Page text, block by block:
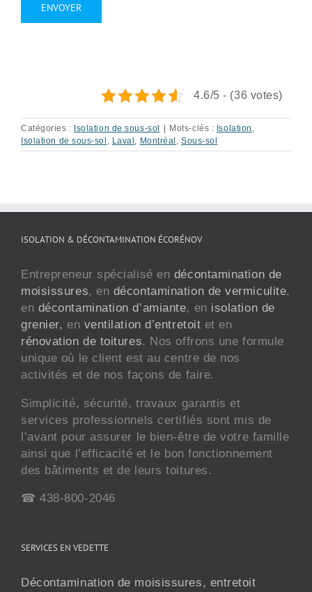
4.6/5 - (36 votes)
Catégories : Isolation de sous-sol Mots-clés : Isolation ,
Isolation de sous-sol , Laval , Montréal ,Sous-sol
ISOLATION & DÉCONTAMINATION ÉCORÉNOV
Entrepreneur spécialisé en décontamination de
moisissures, en décontamination de vermiculite,
en décontamination d’amiante, en isolation de
grenier, en ventilation d’entretoit et en
rénovation de toitures. Nos offrons une formule
unique où le client est au centre de nos
activités et de nos façons de faire.
Simplicité, sécurité, travaux garantis et
services professionnels certifiés sont mis de
l’avant pour assurer le bien-être de votre famille
ainsi que l’efficacité et le bon fonctionnement
des bâtiments et de leurs toitures.
☎ 438-800-2046
SERVICES EN VEDETTE
Décontamination de moisissures, entretoit